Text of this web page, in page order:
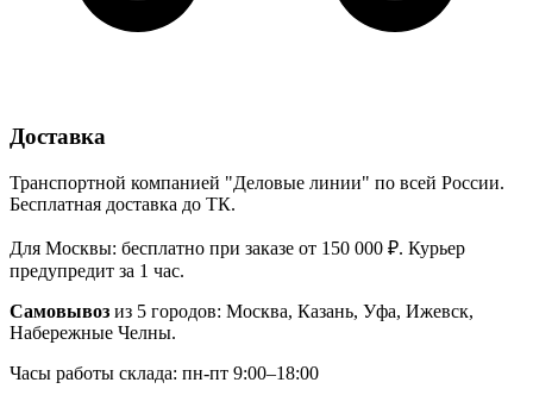
Доставка
Транспортной компанией "Деловые линии" по всей России.
Бесплатная доставка до ТК.
Для Москвы: бесплатно при заказе от 150 000 ₽. Курьер
предупредит за 1 час.
Самовывоз из 5 городов: Москва, Казань, Уфа, Ижевск,
Набережные Челны.
Часы работы склада: пн-пт 9:00–18:00